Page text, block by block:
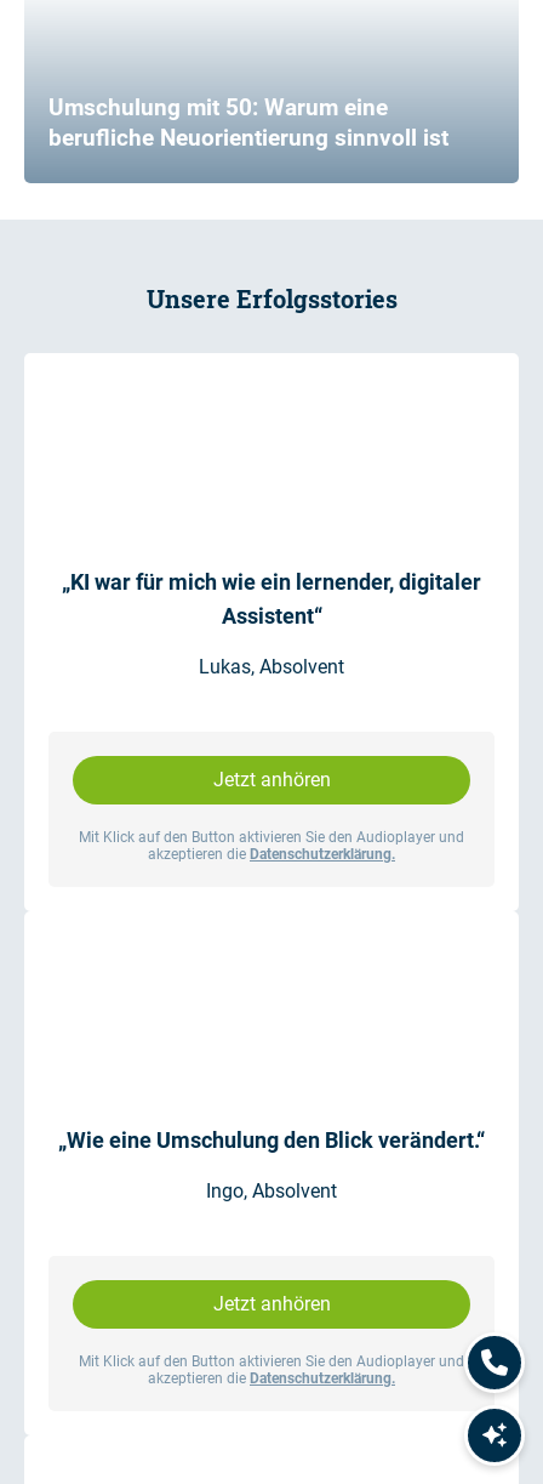
Umschulung mit 50: Warum eine
berufliche Neuorientierung sinnvoll ist
Unsere Erfolgsstories
„KI war für mich wie ein lernender, digitaler
Assistent“
Lukas, Absolvent
Jetzt anhören
Mit Klick auf den Button aktivieren Sie den Audioplayer und
akzeptieren die Datenschutzerklärung.
„Wie eine Umschulung den Blick verändert.“
Ingo, Absolvent
Jetzt anhören
Mit Klick auf den Button aktivieren Sie den Audioplayer und
akzeptieren die Datenschutzerklärung.